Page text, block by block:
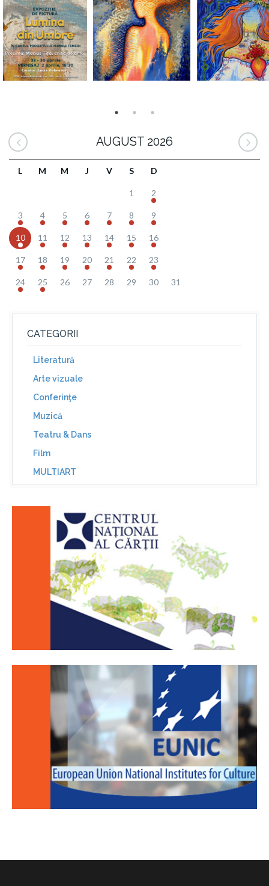
AUGUST 2026
L M M J V S D
1 2
3 4 5 6 7 8 9
10 11 12 13 14 15 16
17 18 19 20 21 22 23
24 25 26 27 28 29 30 31
CATEGORII
Literatură
Arte vizuale
Conferinţe
Muzică
Teatru & Dans
Film
MULTIART